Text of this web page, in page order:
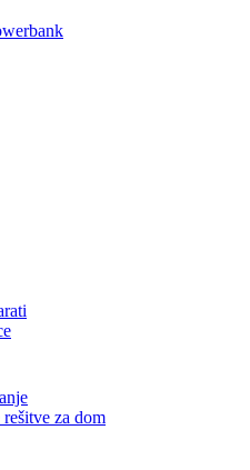
rešitve za dom